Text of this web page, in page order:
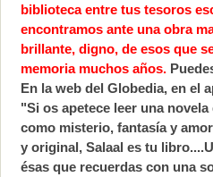
biblioteca entre tus tesoros
encontramos ante una obra
brillante, digno, de esos que
memoria muchos años.
En la web del Globedia, en el
"Si os apetece leer una
como misterio, fantasía y
y original, Salaal es tu
ésas que recuerdas con una